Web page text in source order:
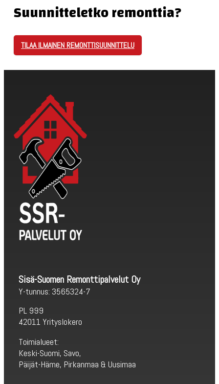
Suunnitteletko remonttia?
TILAA ILMAINEN REMONTTISUUNNITTELU
Sisä-Suomen Remonttipalvelut Oy
Y-tunnus: 3565324-7
PL 999
42011 Yrityslokero
Toimialueet:
Keski-Suomi, Savo,
Päijät-Häme, Pirkanmaa & Uusimaa